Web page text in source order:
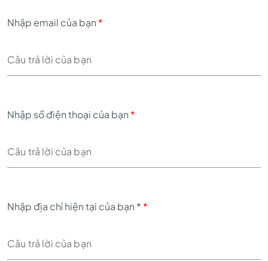
Nhập email của bạn *
Nhập số điện thoại của bạn *
Nhập địa chỉ hiện tại của bạn * *